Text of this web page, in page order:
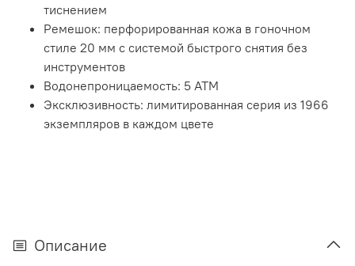
тиснением
Ремешок: перфорированная кожа в гоночном
стиле 20 мм с системой быстрого снятия без
инструментов
Водонепроницаемость: 5 АТМ
Эксклюзивность: лимитированная серия из 1966
экземпляров в каждом цвете
Описание